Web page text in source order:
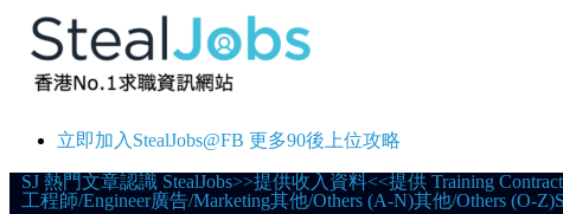
立即加入StealJobs@FB 更多90後上位攻略
Skip
to
SJ 熱門文章認識 StealJobs>>提供收入資料<<提供 Training
工程師/Engineer廣告/Marketing其他/Others (A-N)其他/Others (O-Z)